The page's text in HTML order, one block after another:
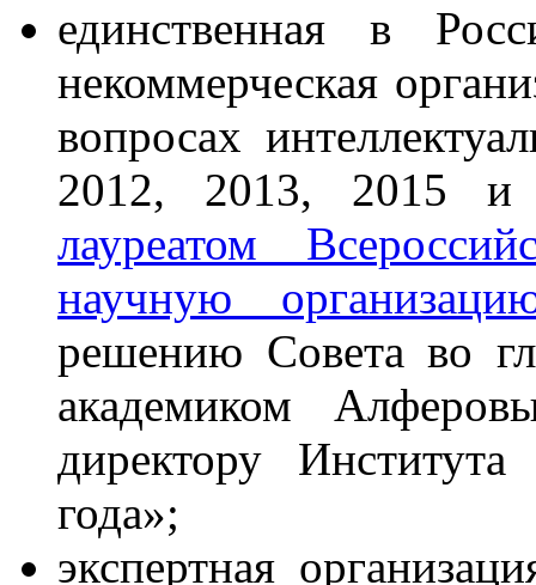
единственная в
некоммерческая
вопросах
2012, 2013, 2015 и
лауреатом
научную
решению Совета во
академиком
директору
года»;
экспертная